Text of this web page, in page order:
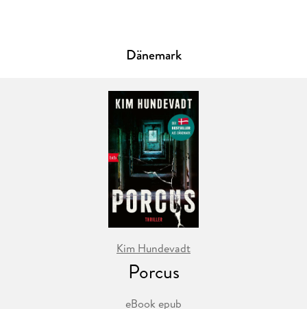
Dänemark
Kim Hundevadt
Porcus
eBook epub